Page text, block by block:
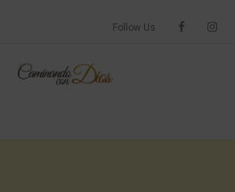
Follow Us